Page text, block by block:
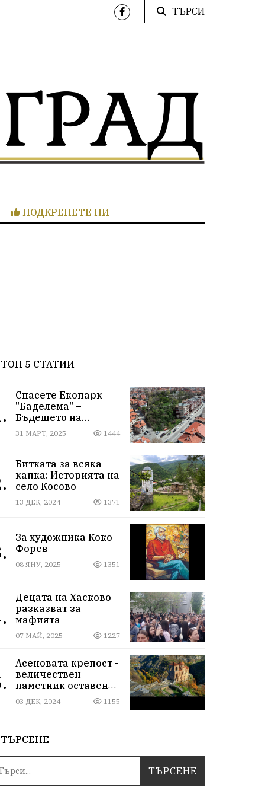
ТЪРСИ
ПОДКРЕПЕТЕ НИ
ТОП 5 СТАТИИ
Спасете Екопарк
"Баделема" –
Бъдещето на
Асеновград е в
нашите ръце!
31 МАРТ, 2025 1444
Битката за всяка
капка: Историята на
село Косово
13 ДЕК, 2024 1371
За художника Коко
Форев
08 ЯНУ, 2025 1351
Децата на Хасково
разказват за
мафията
07 МАЙ, 2025 1227
Асеновата крепост -
величествен
паметник оставен
почти на произвола
на съдбата
03 ДЕК, 2024 1155
ТЪРСЕНЕ